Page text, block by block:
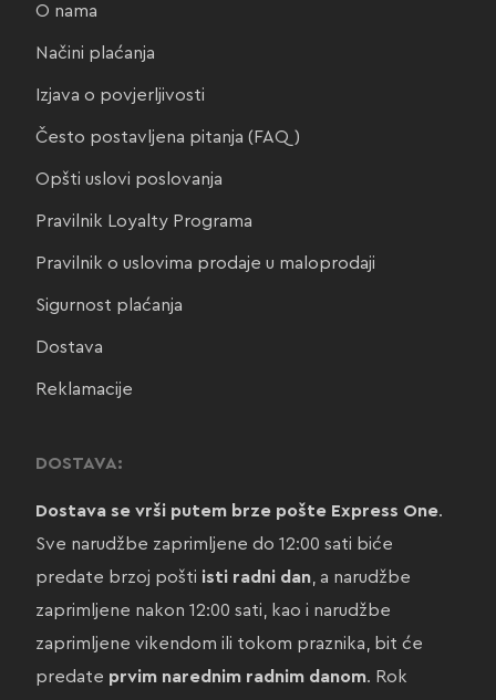
O nama
Načini plaćanja
Izjava o povjerljivosti
Često postavljena pitanja (FAQ)
Opšti uslovi poslovanja
Pravilnik Loyalty Programa
Pravilnik o uslovima prodaje u maloprodaji
Sigurnost plaćanja
Dostava
Reklamacije
DOSTAVA:
Dostava se vrši putem brze pošte Express One.
Sve narudžbe zaprimljene do 12:00 sati biće
predate brzoj pošti isti radni dan, a narudžbe
zaprimljene nakon 12:00 sati, kao i narudžbe
zaprimljene vikendom ili tokom praznika, bit će
predate prvim narednim radnim danom. Rok